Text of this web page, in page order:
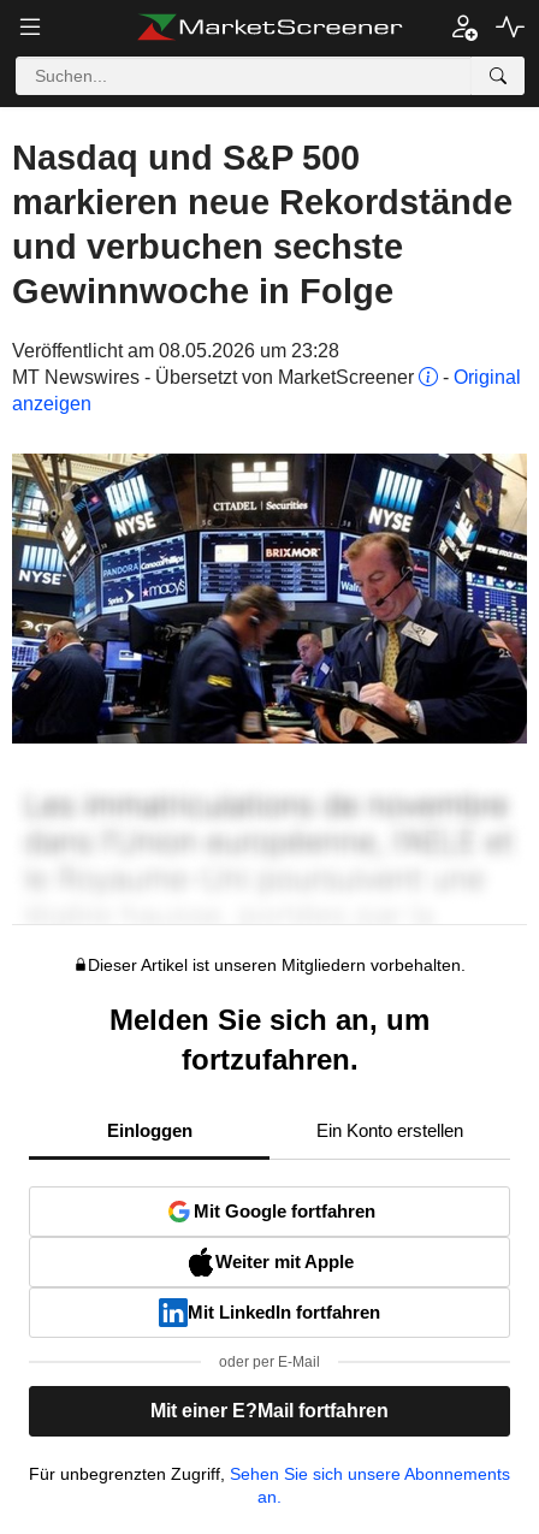
Nasdaq und S&P 500
markieren neue Rekordstände
und verbuchen sechste
Gewinnwoche in Folge
Veröffentlicht am 08.05.2026 um 23:28
MT Newswires - Übersetzt von MarketScreener
- Original
anzeigen
Dieser Artikel ist unseren Mitgliedern vorbehalten.
Melden Sie sich an, um
fortzufahren.
Einloggen Ein Konto erstellen
Mit Google fortfahren
Weiter mit Apple
Mit LinkedIn fortfahren
oder per E-Mail
Mit einer E?Mail fortfahren
Für unbegrenzten Zugriff, Sehen Sie sich unsere Abonnements
an.